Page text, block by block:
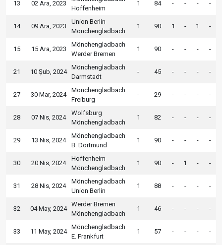
13 02 Ara, 2023
Hoffenheim
1 84 - - - -
14 09 Ara, 2023
Union Berlin
Mönchengladbach
1 90 1 - 1 -
15 15 Ara, 2023
Mönchengladbach
Werder Bremen
1 90 - - - -
21 10 Şub, 2024
Mönchengladbach
Darmstadt
- 45 - - - -
27 30 Mar, 2024
Mönchengladbach
Freiburg
- 29 - - - -
28 07 Nis, 2024
Wolfsburg
Mönchengladbach
1 82 - - - -
29 13 Nis, 2024
Mönchengladbach
B. Dortmund
1 90 - - - -
30 20 Nis, 2024
Hoffenheim
Mönchengladbach
1 90 - 1 - -
31 28 Nis, 2024
Mönchengladbach
Union Berlin
1 88 - - - -
32 04 May, 2024
Werder Bremen
Mönchengladbach
1 46 - - - -
33 11 May, 2024
Mönchengladbach
E. Frankfurt
1 57 - - - -